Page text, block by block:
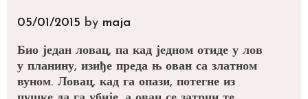
05/01/2015 by maja
Био један ловац, па кад једном отиде у лов
у планину, изиђе преда њ ован са златном
вуном. Ловац, кад га опази, потегне из